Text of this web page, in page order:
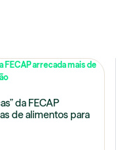
da FECAP
de alimentos para